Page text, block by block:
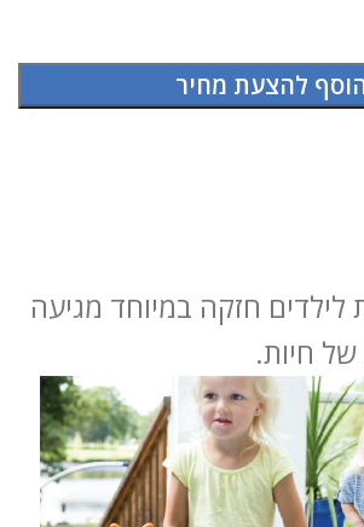
להצעת מחיר
לילדים חזקה במיוחד מגיעה
חיות.